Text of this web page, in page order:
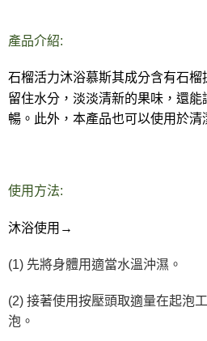
全家取貨付款
每筆NT$80，滿NT$999(含以上)免運
全家純取貨 (先付款
每筆NT$80，滿NT$999(含以上)免運
每筆NT$80，滿NT$999(含以上)免運費
宅配
離島宅配（澎湖、金門、馬祖、小琉球
產品介紹:
石榴活力沐浴慕斯其成分含有石榴
留住水分，淡淡清新的果味，還
暢。此外，本產品也可以使用於清
使用方法:
沐浴使用→
(1) 先將身體用適當水溫沖濕。
(2) 接著使用按壓頭取適量在起泡
泡。